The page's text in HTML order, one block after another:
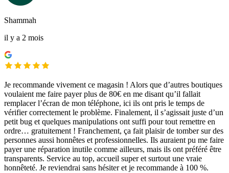
Shammah
il y a 2 mois
Je recommande vivement ce magasin ! Alors que d’autres boutiques
voulaient me faire payer plus de 80€ en me disant qu’il fallait
remplacer l’écran de mon téléphone, ici ils ont pris le temps de
vérifier correctement le problème. Finalement, il s’agissait juste d’un
petit bug et quelques manipulations ont suffi pour tout remettre en
ordre… gratuitement ! Franchement, ça fait plaisir de tomber sur des
personnes aussi honnêtes et professionnelles. Ils auraient pu me faire
payer une réparation inutile comme ailleurs, mais ils ont préféré être
transparents. Service au top, accueil super et surtout une vraie
honnêteté. Je reviendrai sans hésiter et je recommande à 100 %.